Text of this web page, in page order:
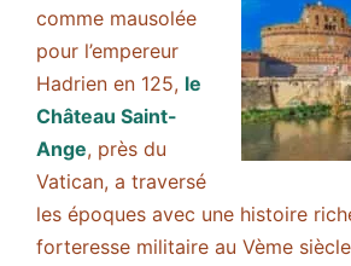
comme mausolée
pour l’empereur
Hadrien en 125, le
Château Saint-
Ange, près du
Vatican, a traversé
les époques avec une histoire
forteresse militaire au Vème